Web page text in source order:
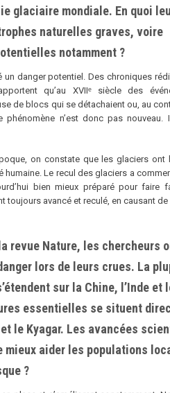
glaciaire mondiale. En quoi
naturelles graves, voire
notamment ?
danger potentiel. Des chroniques
quʼau XVIIᵉ siècle des
de blocs qui se détachaient ou, au
phénomène nʼest donc pas
on constate que les glaciers ont
humaine. Le recul des glaciers a
bien mieux préparé pour faire
avancé et reculé, en causant
revue Nature, les chercheurs
lors de leurs crues. La
sur la Chine, l’Inde et
essentielles se situent
le Kyagar. Les avancées
aider les populations
?